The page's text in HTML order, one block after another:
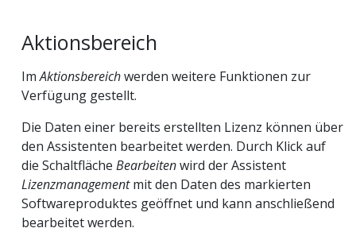
Aktionsbereich
ImAktionsbereichwerden weitere Funktionen zur
Verfügung gestellt.
Die Daten einer bereits erstellten Lizenz können über
den Assistenten bearbeitet werden. Durch Klick auf
die Schaltfläche Bearbeitenwird der Assistent
Lizenzmanagementmit den Daten des markierten
Softwareproduktes geöffnet und kann anschließend
bearbeitet werden.